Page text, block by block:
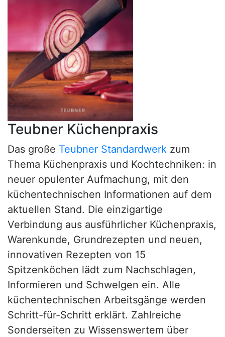
Teubner Küchenpraxis
Das große Teubner Standardwerk zum
Thema Küchenpraxis und Kochtechniken: in
neuer opulenter Aufmachung, mit den
küchentechnischen Informationen auf dem
aktuellen Stand. Die einzigartige
Verbindung aus ausführlicher Küchenpraxis,
Warenkunde, Grundrezepten und neuen,
innovativen Rezepten von 15
Spitzenköchen lädt zum Nachschlagen,
Informieren und Schwelgen ein. Alle
küchentechnischen Arbeitsgänge werden
Schritt-für-Schritt erklärt. Zahlreiche
Sonderseiten zu Wissenswertem über